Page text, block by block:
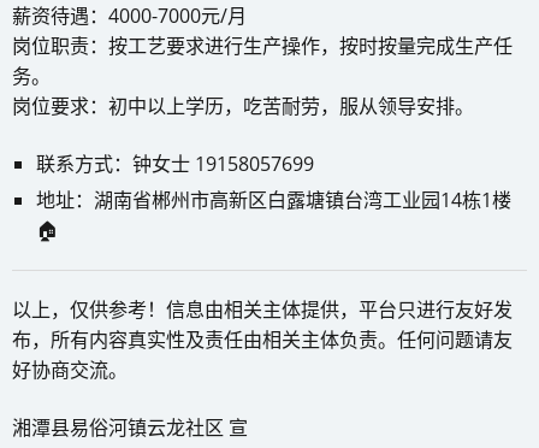
薪资待遇：4000-7000元/月
岗位职责：按工艺要求进行生产操作，按时按量完成生产任
务。
岗位要求：初中以上学历，吃苦耐劳，服从领导安排。
联系方式：钟女士 19158057699
地址：湖南省郴州市高新区白露塘镇台湾工业园14栋1楼
🏠
以上，仅供参考！信息由相关主体提供，平台只进行友好发
布，所有内容真实性及责任由相关主体负责。任何问题请友
好协商交流。
湘潭县易俗河镇云龙社区 宣